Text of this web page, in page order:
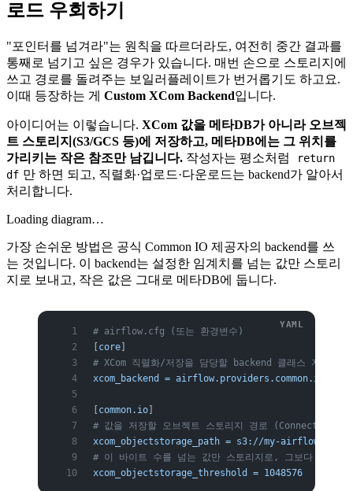
로드 우회하기
"포인터를 넘겨라"는 원칙을 따르더라도, 여전히 중간 결과를
통째로 넘기고 싶은 경우가 있습니다. 매번 손으로 스토리지에
쓰고 경로를 돌려주는 보일러플레이트가 번거롭기도 하고요.
이때 등장하는 게 Custom XCom Backend입니다.
아이디어는 이렇습니다. XCom 값을 메타DB가 아니라 오브젝
트 스토리지(S3/GCS 등)에 저장하고, 메타DB에는 그 위치를
가리키는 작은 참조만 남깁니다. 작성자는 평소처럼
return
df 만 하면 되고, 직렬화·업로드·다운로드는 backend가 알아서
처리합니다.
Loading diagram…
가장 손쉬운 방법은 공식 Common IO 제공자의 backend를 쓰
는 것입니다. 이 backend는 설정한 임계치를 넘는 값만 스토리
지로 보내고, 작은 값은 그대로 메타DB에 둡니다.
# airflow.cfg (또는 환경변수)
[core]
# XCom 직렬화/저장을 담당할 backend 클래스 지정
xcom_backend =
[common.io]
# 값을 저장할 오브젝트 스토리지 경로 (Connection으
xcom_objectstorage_path = s3://my-airflow-xcom/
# 이 바이트 수를 넘는 값만 스토리지로, 그보다 작으면
xcom_objectstorage_threshold = 1048576